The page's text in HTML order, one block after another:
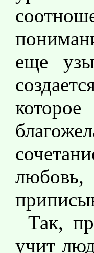
еще
Так,
учит